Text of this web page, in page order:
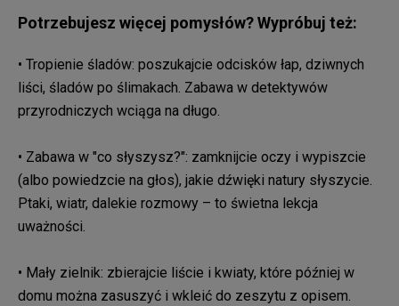
Potrzebujesz więcej pomysłów? Wypróbuj też:
• Tropienie śladów: poszukajcie odcisków łap, dziwnych
liści, śladów po ślimakach. Zabawa w detektywów
przyrodniczych wciąga na długo.
• Zabawa w "co słyszysz?": zamknijcie oczy i wypiszcie
(albo powiedzcie na głos), jakie dźwięki natury słyszycie.
Ptaki, wiatr, dalekie rozmowy – to świetna lekcja
uważności.
• Mały zielnik: zbierajcie liście i kwiaty, które później w
domu można zasuszyć i wkleić do zeszytu z opisem.